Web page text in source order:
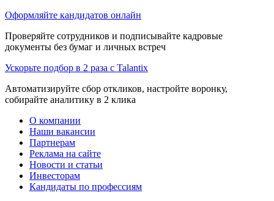
Оформляйте кандидатов онлайн
Проверяйте сотрудников и подписывайте кадровые
документы без бумаг и личных встреч
Ускорьте подбор в 2 раза с Talantix
Автоматизируйте сбор откликов, настройте воронку,
собирайте аналитику в 2 клика
О компании
Наши вакансии
Партнерам
Реклама на сайте
Новости и статьи
Инвесторам
Кандидаты по профессиям